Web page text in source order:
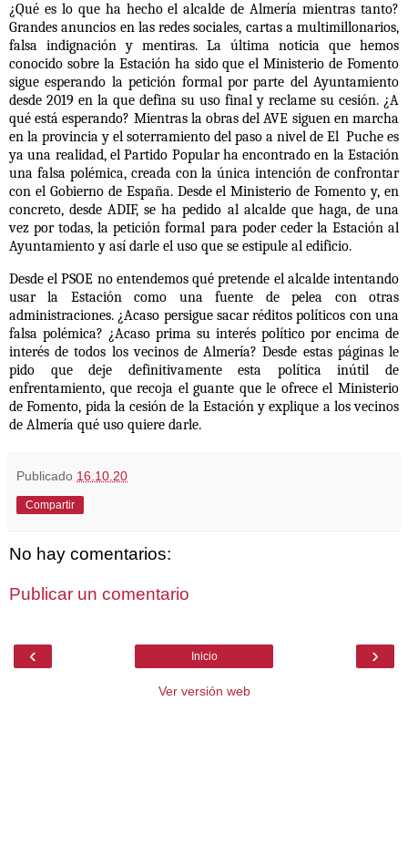
¿Qué es lo que ha hecho el alcalde de Almería mientras tanto?
Grandes anuncios en las redes sociales, cartas a multimillonarios,
falsa indignación y mentiras. La última noticia que hemos
conocido sobre la Estación ha sido queel Ministerio de Fomento
sigue esperando la petición formal por parte del Ayuntamiento
desde 2019 en la que defina su uso final y reclame su cesión. ¿A
qué está esperando? Mientras la obras del AVE siguen en marcha
en la provincia y el soterramiento del paso a nivel de El Puche es
ya una realidad, el Partido Popular ha encontrado en la Estación
una falsa polémica,creada con la única intención de confrontar
con el Gobierno de España. Desde el Ministerio de Fomento y, en
concreto, desdeADIF, se ha pedido al alcalde que haga, de una
vez por todas, la petición formal para poder ceder la Estación al
Ayuntamiento y así darle el uso que se estipule al edificio.
Desde elPSOE no entendemos qué pretende el alcalde intentando
usar la Estación como una fuente de pelea con otras
administraciones. ¿Acaso persigue sacar réditos políticos con una
falsa polémica? ¿Acaso prima su interés político por encima de
interés de todos los vecinos de Almería? Desde estas páginas le
pido que deje definitivamente esta política inútil de
enfrentamiento, que recoja el guante que le ofrece el Ministerio
de Fomento, pida la cesión de la Estación y explique a los vecinos
de Almería qué uso quiere darle.
Publicado 16.10.20
Compartir
No hay comentarios:
Publicar un comentario
‹ ›
Inicio
Ver versión web